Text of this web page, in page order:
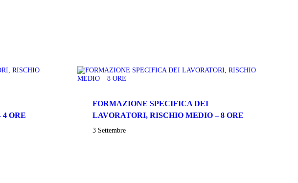
4 ORE
FORMAZIONE SPECIFICA DEI
LAVORATORI, RISCHIO MEDIO – 8 ORE
3 Settembre